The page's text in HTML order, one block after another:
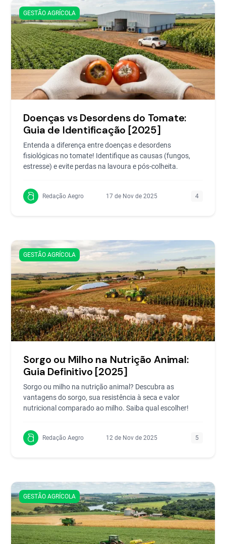
GESTÃO AGRÍCOLA
Doenças vs Desordens do Tomate:
Guia de Identificação [2025]
Entenda a diferença entre doenças e desordens
fisiológicas no tomate! Identifique as causas (fungos,
estresse) e evite perdas na lavoura e pós-colheita.
Redação Aegro 17 de Nov de 2025 4
GESTÃO AGRÍCOLA
Sorgo ou Milho na Nutrição Animal:
Guia Definitivo [2025]
Sorgo ou milho na nutrição animal? Descubra as
vantagens do sorgo, sua resistência à seca e valor
nutricional comparado ao milho. Saiba qual escolher!
Redação Aegro 12 de Nov de 2025 5
GESTÃO AGRÍCOLA